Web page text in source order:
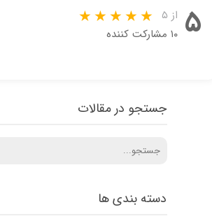
۵ از ۵
۱۰ مشارکت کننده
دسته بندی ها
جستجو در مقالات